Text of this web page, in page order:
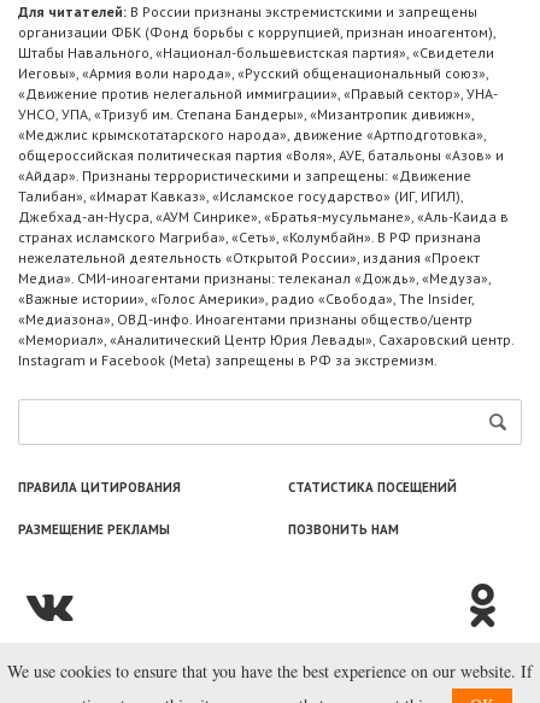
Для читателей: В России признаны экстремистскими и запрещены
организации ФБК (Фонд борьбы с коррупцией, признан иноагентом),
Штабы Навального, «Национал-большевистская партия», «Свидетели
Иеговы», «Армия воли народа», «Русский общенациональный союз»,
«Движение против нелегальной иммиграции», «Правый сектор», УНА-
УНСО, УПА, «Тризуб им. Степана Бандеры», «Мизантропик дивижн»,
«Меджлис крымскотатарского народа», движение «Артподготовка»,
общероссийская политическая партия «Воля», АУЕ, батальоны «Азов» и
«Айдар». Признаны террористическими и запрещены: «Движение
Талибан», «Имарат Кавказ», «Исламское государство» (ИГ, ИГИЛ),
Джебхад-ан-Нусра, «АУМ Синрике», «Братья-мусульмане», «Аль-Каида в
странах исламского Магриба», «Сеть», «Колумбайн». В РФ признана
нежелательной деятельность «Открытой России», издания «Проект
Медиа». СМИ-иноагентами признаны: телеканал «Дождь», «Медуза»,
«Важные истории», «Голос Америки», радио «Свобода», The Insider,
«Медиазона», ОВД-инфо. Иноагентами признаны общество/центр
«Мемориал», «Аналитический Центр Юрия Левады», Сахаровский центр.
Instagram и Facebook (Metа) запрещены в РФ за экстремизм.
ПРАВИЛА ЦИТИРОВАНИЯ СТАТИСТИКА ПОСЕЩЕНИЙ
РАЗМЕЩЕНИЕ РЕКЛАМЫ ПОЗВОНИТЬ НАМ
© ООО «Лаборатория Новоcтей», 2003—2026.
We use cookies to ensure that you have the best experience on our website. If